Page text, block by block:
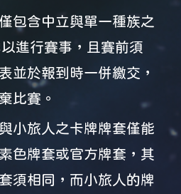
包含中立與單一種族之
進行賽事，且賽前須
並於報到時一併繳交，
比賽。
小旅人之卡牌牌套僅能
色牌套或官方牌套，其
須相同，而小旅人的牌